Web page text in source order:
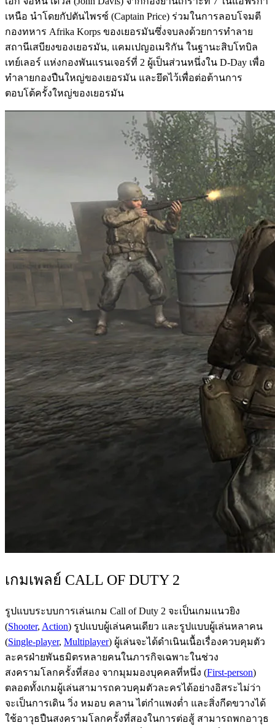
เหนือ นำโดยกัปตันไพรซ์ (Captain Price) ร่วมในการลอบโจมตี
กองทหาร Afrika Korps ของเยอรมันซึ่งจบลงด้วยการทำลาย
สถานีเสบียงของเยอรมัน, แคมเปญอเมริกัน ในฐานะสิบโทบิล
เทย์เลอร์ แห่งกองพันแรนเจอร์ที่ 2 ผู้เป็นส่วนหนึ่งใน D-Day เพื่อ
ทำลายกองปืนใหญ่ของเยอรมัน และยึดไว้เพื่อต่อต้านการ
ตอบโต้ครั้งใหญ่ของเยอรมัน
เกมเพลย์ CALL OF DUTY 2
รูปแบบระบบการเล่นเกม Call of Duty 2 จะเป็นเกมแนวยิง
(Shooter, Action) รูปแบบผู้เล่นคนเดียว และรูปแบบผู้เล่นหลาคน
(Single-player, Multiplayer) ผู้เล่นจะได้ดำเนินเนื้อเรื่องควบคุมตัว
ละครฝ่ายพันธมิตรหลายคนในภารกิจเฉพาะในช่วง
สงครามโลกครั้งที่สอง จากมุมมองบุคคลที่หนึ่ง (First-person)
ตลอดทั้งเกมผู้เล่นสามารถควบคุมตัวละครได้อย่างอิสระไม่ว่า
จะเป็นการเดิน วิ่ง หมอบ คลาน ไต่กำแพงต่ำ และสิ่งกีดขวางได้
ใช้อาวุธปืนสงครามโลกครั้งที่สองในการต่อสู้ สามารถพกอาวุธ